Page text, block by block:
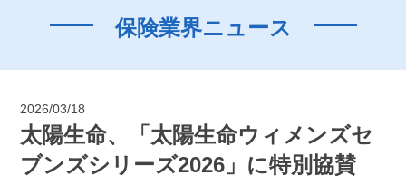
保険業界ニュース
2026/03/18
太陽生命、「太陽生命ウィメンズセ
ブンズシリーズ2026」に特別協賛